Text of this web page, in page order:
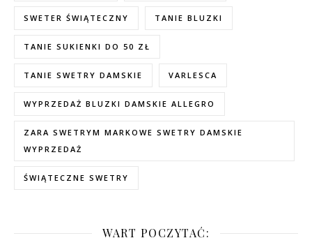
SWETER ŚWIĄTECZNY TANIE BLUZKI
TANIE SUKIENKI DO 50 ZŁ
TANIE SWETRY DAMSKIE VARLESCA
WYPRZEDAŻ BLUZKI DAMSKIE ALLEGRO
ZARA SWETRYM MARKOWE SWETRY DAMSKIE
WYPRZEDAŻ
ŚWIĄTECZNE SWETRY
WART POCZYTAĆ: